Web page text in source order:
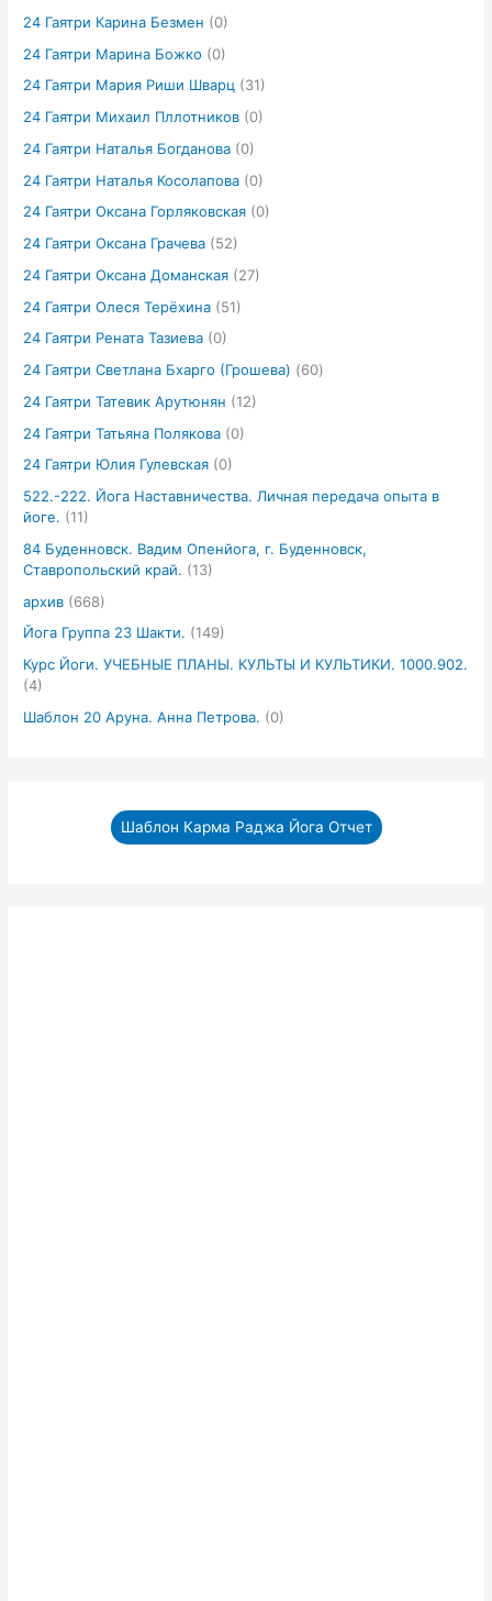
24 Гаятри Карина Безмен (0)
24 Гаятри Марина Божко (0)
24 Гаятри Мария Риши Шварц (31)
24 Гаятри Михаил Пллотников (0)
24 Гаятри Наталья Богданова (0)
24 Гаятри Наталья Косолапова (0)
24 Гаятри Оксана Горляковская (0)
24 Гаятри Оксана Грачева (52)
24 Гаятри Оксана Доманская (27)
24 Гаятри Олеся Терёхина (51)
24 Гаятри Рената Тазиева (0)
24 Гаятри Светлана Бхарго (Грошева) (60)
24 Гаятри Татевик Арутюнян (12)
24 Гаятри Татьяна Полякова (0)
24 Гаятри Юлия Гулевская (0)
522.-222. Йога Наставничества. Личная передача опыта в
йоге. (11)
84 Буденновск. Вадим Опенйога, г. Буденновск,
Ставропольский край. (13)
архив (668)
Йога Группа 23 Шакти. (149)
Курс Йоги. УЧЕБНЫЕ ПЛАНЫ. КУЛЬТЫ И КУЛЬТИКИ. 1000.902.
(4)
Шаблон 20 Аруна. Анна Петрова. (0)
Шаблон Карма Раджа Йога Отчет